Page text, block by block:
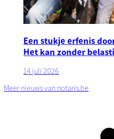
Een stukje erfenis
Het kan zonder
14 juli 2026
Meer nieuws van notaris.be